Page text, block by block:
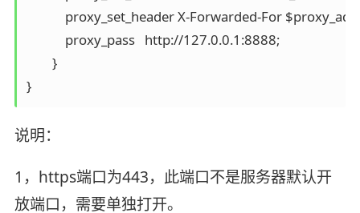
proxy_set_header X-Forwarded-For
            proxy_pass   http://127.0.0.1:8888;
        }
}
说明：
1，https端口为443，此端口不是服务器默认开
放端口，需要单独打开。